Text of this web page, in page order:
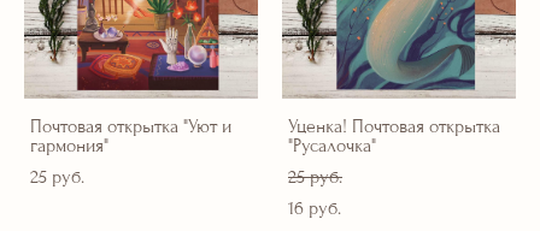
Почтовая открытка "Уют и
гармония"
25 pуб.
Уценка! Почтовая открытка
"Русалочка"
25 pуб.
16 pуб.